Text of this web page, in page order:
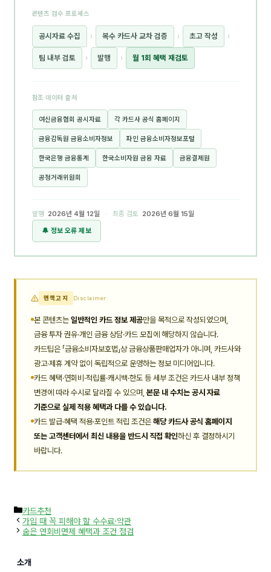
콘텐츠 검수 프로세스
공시자료 수집 › 복수 카드사 교차 검증 › 초고 작성 ›
팀 내부 검토 › 발행 › 월 1회 혜택 재검토
참조 데이터 출처
여신금융협회 공시자료 각 카드사 공식 홈페이지
금융감독원 금융소비자정보 파인 금융소비자정보포털
한국은행 금융통계 한국소비자원 금융 자료 금융결제원
공정거래위원회
발행 2026년 4월 12일 · 최종 검토 2026년 6월 15일
🔔 정보 오류 제보
면책고지 Disclaimer
본 콘텐츠는 일반적인 카드 정보 제공만을 목적으로 작성되었으며,
금융 투자 권유·개인 금융 상담·카드 모집에 해당하지 않습니다.
카드팁은 「금융소비자보호법」상 금융상품판매업자가 아니며, 카드사와
광고·제휴 계약 없이 독립적으로 운영하는 정보 미디어입니다.
카드 혜택·연회비·적립률·캐시백·한도 등 세부 조건은 카드사 내부 정책
변경에 따라 수시로 달라질 수 있으며,본문 내 수치는 공시 자료
기준으로 실제 적용 혜택과 다를 수 있습니다.
카드 발급·혜택 적용·포인트 적립 조건은 해당 카드사 공식 홈페이지
또는 고객센터에서 최신 내용을 반드시 직접 확인하신 후 결정하시기
바랍니다.
카
테
고
리
카드추천
가입 때 꼭 피해야 할 수수료·약관
숨은 연회비면제 혜택과 조건 점검
소개